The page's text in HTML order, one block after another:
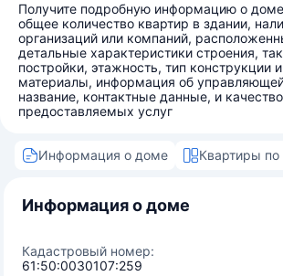
Получите подробную информацию о
общее количество квартир в здании,
организаций или компаний,
детальные характеристики строения,
постройки, этажность, тип конструкции
материалы, информация об
название, контактные данные, и качество
предоставляемых услуг
Информация о доме Квартиры по
Информация о доме
Кадастровый номер:
61:50:0030107:259